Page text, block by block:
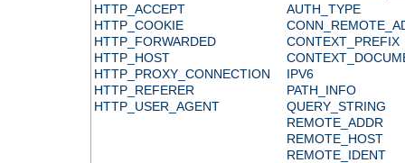
HTTP_ACCEPT
HTTP_COOKIE
HTTP_FORWARDED
HTTP_HOST
HTTP_PROXY_CONNECTION
HTTP_REFERER
HTTP_USER_AGENT
AUTH_TYPE
CONTEXT_PREFIX
IPV6
PATH_INFO
QUERY_STRING
REMOTE_ADDR
REMOTE_HOST
REMOTE_IDENT